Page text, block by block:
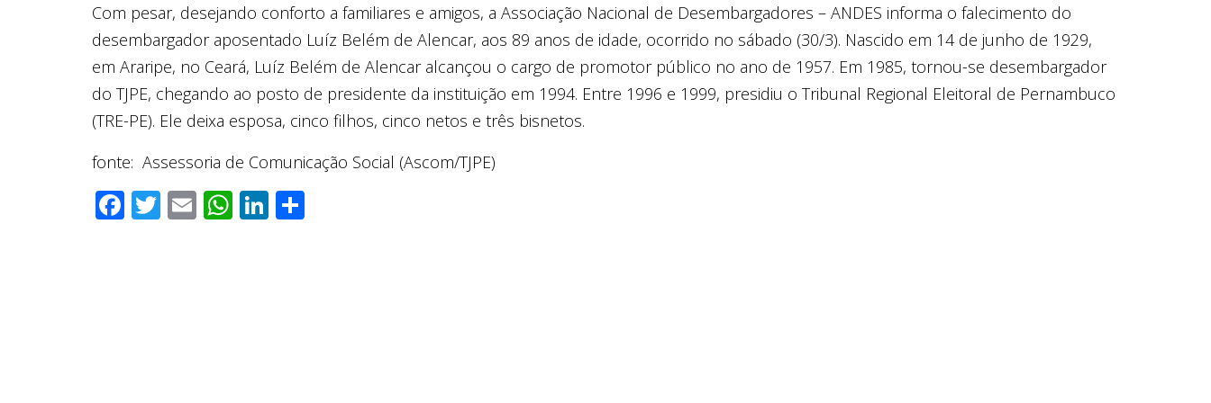
Com pesar, desejando conforto a familiares e amigos, a Associação Nacional de Desembargadores – ANDES informa o falecimento do
desembargador aposentado Luíz Belém de Alencar, aos 89 anos de idade, ocorrido no sábado (30/3). Nascido em 14 de junho de 1929,
em Araripe, no Ceará, Luíz Belém de Alencar alcançou o cargo de promotor público no ano de 1957. Em 1985, tornou-se desembargador
do TJPE, chegando ao posto de presidente da instituição em 1994. Entre 1996 e 1999, presidiu o Tribunal Regional Eleitoral de Pernambuco
(TRE-PE). Ele deixa esposa, cinco filhos, cinco netos e três bisnetos.
fonte: Assessoria de Comunicação Social (Ascom/TJPE)
Facebook
Twitter
EmailWhatsApp
LinkedIn